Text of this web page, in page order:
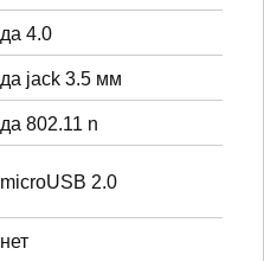
да 4.0
да jack 3.5 мм
да 802.11 n
microUSB 2.0
нет